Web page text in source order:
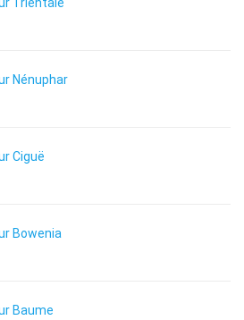
Nénuphar
Ciguë
Bowenia
Baume